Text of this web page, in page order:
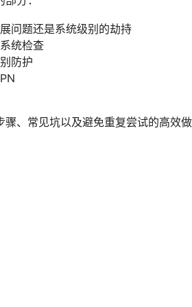
问题还是系统级别的劫持
统检查
防护
、常见坑以及避免重复尝试的高效